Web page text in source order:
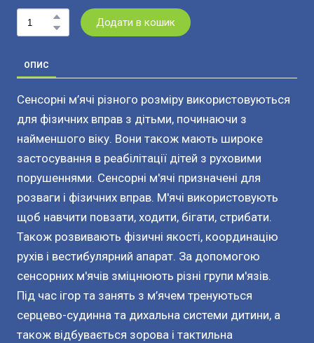
Додати в кошик
ОПИС
Сенсорні м’ячі різного розміру використовуються
для фізичних вправ з дітьми, починаючи з
найменшого віку. Вони також мають широке
застосування в реабілітації дітей з руховими
порушеннями. Сенсорні м'ячі призначені для
розваги і фізичних вправ. М'ячі використовують
щоб навчити повзати, ходити, бігати, стрибати.
Також розвивають фізичні якості, координацію
рухів і вестибулярний апарат. За допомогою
сенсорних м'ячів зміцнюють різні групи м'язів.
Під час ігор та занять з м’ячем тренуються
серцево-судинна та дихальна системи дитини, а
також відбувається зорова і тактильна